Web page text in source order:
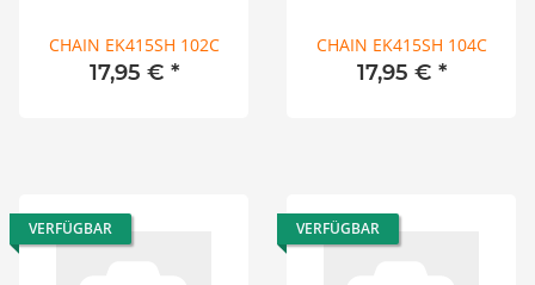
CHAIN EK415SH 102C
17,95 € *
CHAIN EK415SH 104C
17,95 € *
VERFÜGBAR VERFÜGBAR